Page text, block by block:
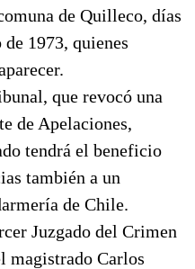
de Quilleco, días
de 1973, quienes
que revocó una
de Apelaciones,
tendrá el beneficio
también a un
de Chile.
Juzgado del Crimen
magistrado Carlos